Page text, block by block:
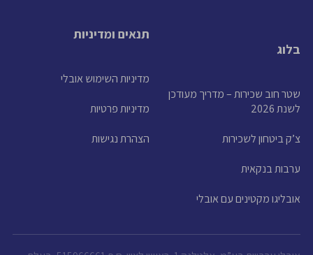
בלוג
שטר חוב שכירות – מדריך מעודכן
לשנת 2026
צ’ק ביטחון לשכירות
ערבות בנקאית
אובליגו מקטינים עם אובלי
תנאים ומדיניות
מדיניות השימוש אובלי
מדיניות פרטיות
הצהרת נגישות